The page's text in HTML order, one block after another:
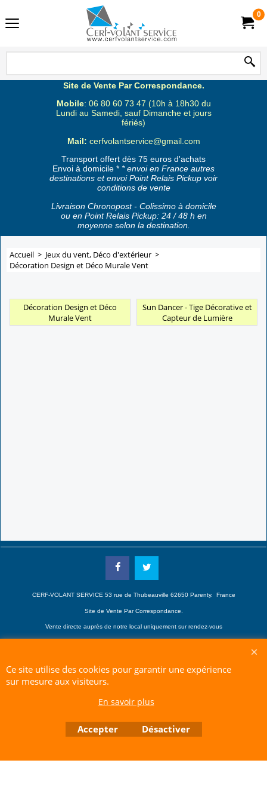
0
Site de Vente Par Correspondance.
Mobile: 06 80 60 73 47 (10h à 18h30 du
Lundi au Samedi, sauf Dimanche et jours
fériés)
Mail: cerfvolantservice@gmail.com
Transport offert dès 75 euros d'achats
Envoi à domicile * * envoi en France autres
destinations et envoi Point Relais Pickup voir
conditions de vente
Livraison Chronopost - Colissimo à domicile
ou en Point Relais Pickup: 24 / 48 h en
moyenne selon la destination.
Accueil > Jeux du vent, Déco d'extérieur >
Décoration Design et Déco Murale Vent
Décoration Design et Déco
Murale Vent
Sun Dancer - Tige Décorative et
Capteur de Lumière
CERF-VOLANT SERVICE 53 rue de Thubeauville 62650 Parenty. France
Site de Vente Par Correspondance.
Vente directe auprès de notre local uniquement sur rendez-vous
RCS A 401 633 383 Siret: 401 633 383 00047TVA: FR 144 01 633 383 Code APE: 4765Z
Ce site utilise des cookies pour garantir une expérience
sur mesure aux visiteurs.
En savoir plus
Accepter Désactiver